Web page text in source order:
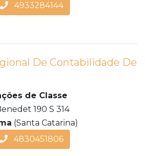
4933284144
De Contabilidade De
de Classe
190 S 314
(Santa Catarina)
4830451806